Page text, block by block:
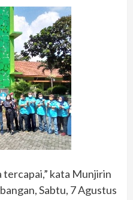
kata Munjirin
Sabtu, 7 Agustus